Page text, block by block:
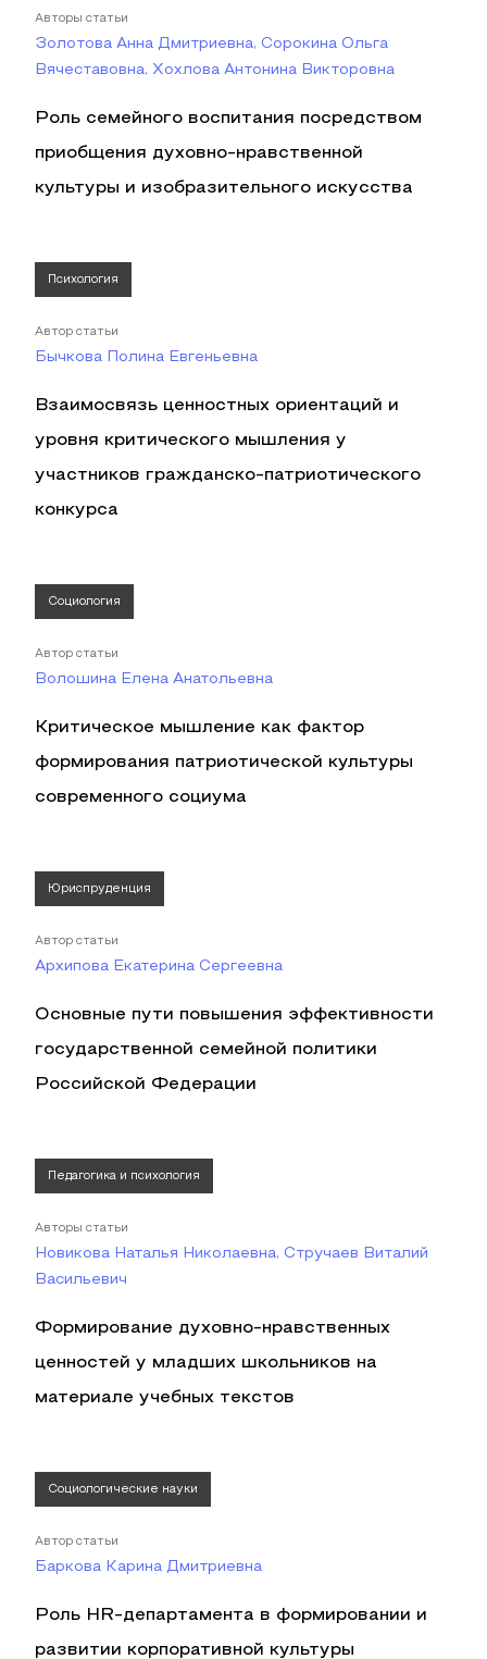
Авторы статьи
Золотова Анна Дмитриевна, Сорокина Ольга
Вячеставовна, Хохлова Антонина Викторовна
Роль семейного воспитания посредством
приобщения духовно-нравственной
культуры и изобразительного искусства
Психология
Автор статьи
Бычкова Полина Евгеньевна
Взаимосвязь ценностных ориентаций и
уровня критического мышления у
участников гражданско-патриотического
конкурса
Социология
Автор статьи
Волошина Елена Анатольевна
Критическое мышление как фактор
формирования патриотической культуры
современного социума
Юриспруденция
Автор статьи
Архипова Екатерина Сергеевна
Основные пути повышения эффективности
государственной семейной политики
Российской Федерации
Педагогика и психология
Авторы статьи
Новикова Наталья Николаевна, Стручаев Виталий
Васильевич
Формирование духовно-нравственных
ценностей у младших школьников на
материале учебных текстов
Социологические науки
Автор статьи
Баркова Карина Дмитриевна
Роль HR-департамента в формировании и
развитии корпоративной культуры